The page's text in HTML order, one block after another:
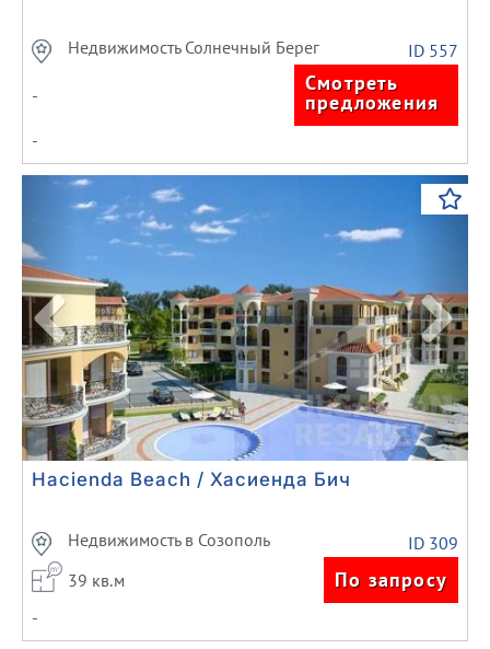
Недвижимость Солнечный Берег ID 557
- Смотреть
предложения
-
Previous Next
Hacienda Beach / Хасиенда Бич
Недвижимость в Созополь
ID 309
39 кв.м
По запросу
-